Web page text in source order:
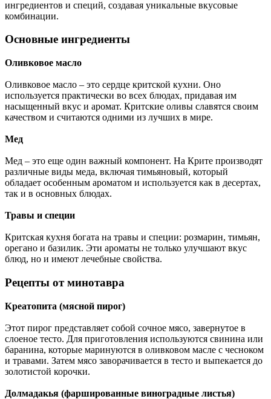
ингредиентов и специй, создавая уникальные вкусовые
комбинации.
Основные ингредиенты
Оливковое масло
Оливковое масло – это сердце критской кухни. Оно
используется практически во всех блюдах, придавая им
насыщенный вкус и аромат. Критские оливы славятся своим
качеством и считаются одними из лучших в мире.
Мед
Мед – это еще один важный компонент. На Крите производят
различные виды меда, включая тимьяновый, который
обладает особенным ароматом и используется как в десертах,
так и в основных блюдах.
Травы и специи
Критская кухня богата на травы и специи: розмарин, тимьян,
орегано и базилик. Эти ароматы не только улучшают вкус
блюд, но и имеют лечебные свойства.
Рецепты от минотавра
Креатопита (мясной пирог)
Этот пирог представляет собой сочное мясо, завернутое в
слоеное тесто. Для приготовления используются свинина или
баранина, которые маринуются в оливковом масле с чесноком
и травами. Затем мясо заворачивается в тесто и выпекается до
золотистой корочки.
Долмадакья (фаршированные виноградные листья)